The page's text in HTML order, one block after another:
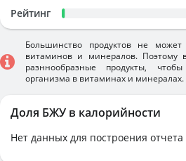
Рейтинг
Большинство продуктов не
витаминов и минералов. Поэтому
разннообразные продукты,
организма в витаминах и минералах.
Доля БЖУ в калорийности
Нет данных для построения отчета